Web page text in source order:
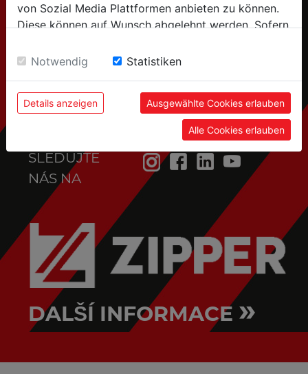
info@holzmann-maschinen.at
SLEDUJTE
NÁS NA
DALŠÍ INFORMACE »
von Sozial Media Plattformen anbieten zu können.
Diese können auf Wunsch abgelehnt werden. Sofern
Einwilligung zu unseren Cookies.
Notwendig Statistiken
Details anzeigen Ausgewählte Cookies erlauben
Alle Cookies erlauben